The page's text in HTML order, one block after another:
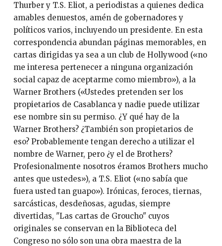
Thurber y T.S. Eliot, a periodistas a quienes dedica
amables denuestos, amén de gobernadores y
políticos varios, incluyendo un presidente. En esta
correspondencia abundan páginas memorables, en
cartas dirigidas ya sea a un club de Hollywood («no
me interesa pertenecer a ninguna organización
social capaz de aceptarme como miembro»), a la
Warner Brothers («Ustedes pretenden ser los
propietarios de Casablanca y nadie puede utilizar
ese nombre sin su permiso. ¿Y qué hay de la
Warner Brothers? ¿También son propietarios de
eso? Probablemente tengan derecho a utilizar el
nombre de Warner, pero ¿y el de Brothers?
Profesionalmente nosotros éramos Brothers mucho
antes que ustedes»), a T.S. Eliot («no sabía que
fuera usted tan guapo»). Irónicas, feroces, tiernas,
sarcásticas, desdeñosas, agudas, siempre
divertidas, "Las cartas de Groucho" cuyos
originales se conservan en la Biblioteca del
Congreso no sólo son una obra maestra de la